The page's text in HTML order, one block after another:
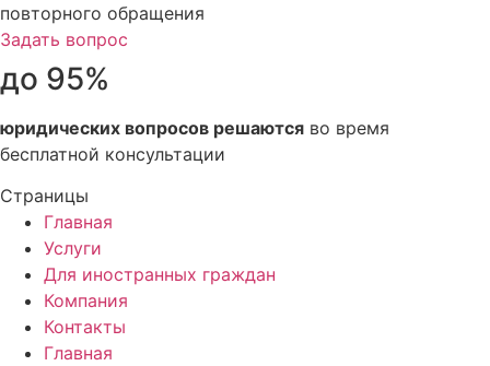
повторного обращения
Задать вопрос
до 95%
юридических вопросов решаются во время
бесплатной консультации
Страницы
Главная
Услуги
Для иностранных граждан
Компания
Контакты
Главная